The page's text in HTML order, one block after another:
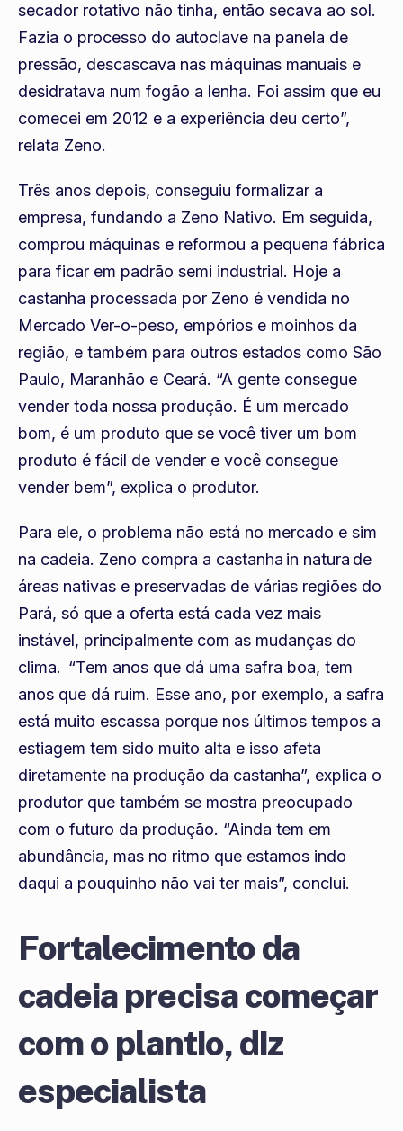
secador rotativo não tinha, então secava ao sol.
Fazia o processo do autoclave na panela de
pressão, descascava nas máquinas manuais e
desidratava num fogão a lenha. Foi assim que eu
comecei em 2012 e a experiência deu certo”,
relata Zeno.
Três anos depois, conseguiu formalizar a
empresa, fundando a Zeno Nativo. Em seguida,
comprou máquinas e reformou a pequena fábrica
para ficar em padrão semi industrial. Hoje a
castanha processada por Zeno é vendida no
Mercado Ver-o-peso, empórios e moinhos da
região, e também para outros estados como São
Paulo, Maranhão e Ceará. “A gente consegue
vender toda nossa produção. É um mercado
bom, é um produto que se você tiver um bom
produto é fácil de vender e você consegue
vender bem”, explica o produtor.
Para ele, o problema não está no mercado e sim
na cadeia. Zeno compra a castanha in natura de
áreas nativas e preservadas de várias regiões do
Pará, só que a oferta está cada vez mais
instável, principalmente com as mudanças do
clima. “Tem anos que dá uma safra boa, tem
anos que dá ruim. Esse ano, por exemplo, a safra
está muito escassa porque nos últimos tempos a
estiagem tem sido muito alta e isso afeta
diretamente na produção da castanha”, explica o
produtor que também se mostra preocupado
com o futuro da produção. “Ainda tem em
abundância, mas no ritmo que estamos indo
daqui a pouquinho não vai ter mais”, conclui.
Fortalecimento da
cadeia precisa começar
com o plantio, diz
especialista